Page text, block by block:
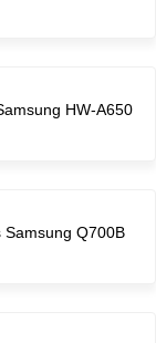
HW-A650
Samsung Q700B